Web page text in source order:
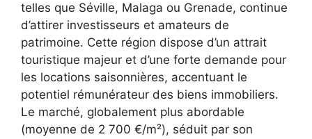
telles que Séville, Malaga ou Grenade, continue
d’attirer investisseurs et amateurs de
patrimoine. Cette région dispose d’un attrait
touristique majeur et d’une forte demande pour
les locations saisonnières, accentuant le
potentiel rémunérateur des biens immobiliers.
Le marché, globalement plus abordable
(moyenne de 2 700 €/m²), séduit par son